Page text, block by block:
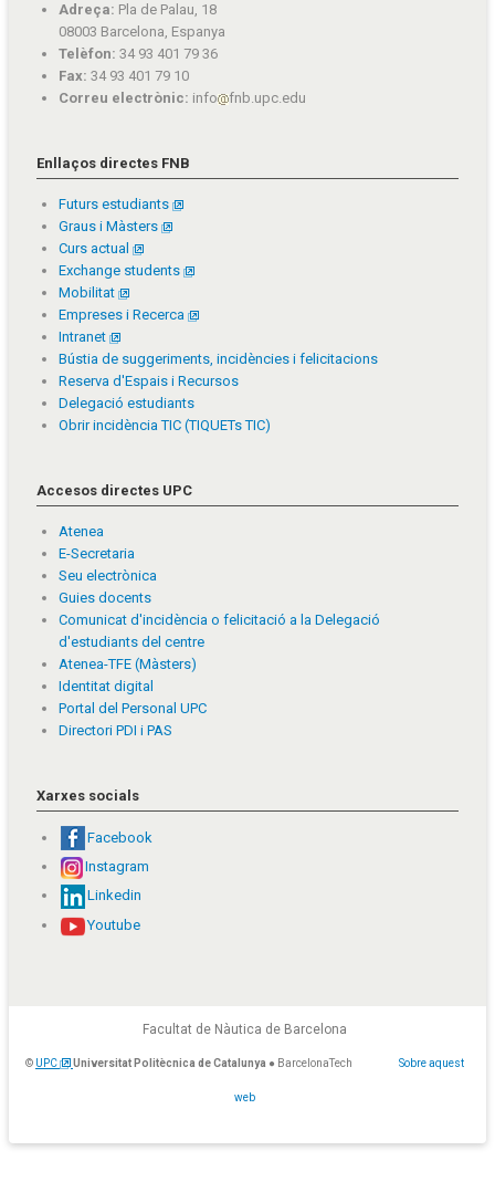
Adreça: Pla de Palau, 18
08003 Barcelona, Espanya
Telèfon: 34 93 401 79 36
Fax: 34 93 401 79 10
Correu electrònic: info fnb.upc.edu
Enllaços directes FNB
Futurs estudiants
Graus i Màsters
Curs actual
Exchange students
Mobilitat
Empreses i Recerca
Intranet
Bústia de suggeriments, incidències i felicitacions
Reserva d'Espais i Recursos
Delegació estudiants
Obrir incidència TIC (TIQUETs TIC)
Accesos directes UPC
Atenea
E-Secretaria
Seu electrònica
Guies docents
Comunicat d'incidència o felicitació a la Delegació
d'estudiants del centre
Atenea-TFE (Màsters)
Identitat digital
Portal del Personal UPC
Directori PDI i PAS
Xarxes socials
Facebook
Instagram
Linkedin
Youtube
Facultat de Nàutica de Barcelona
© UPC Universitat Politècnica de Catalunya ● BarcelonaTech Sobre aquest
web